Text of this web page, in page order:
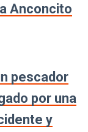
Anconcito
pescador
por una
y